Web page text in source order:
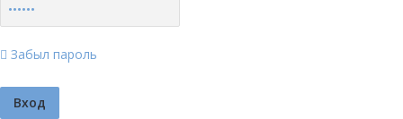
Забыл пароль